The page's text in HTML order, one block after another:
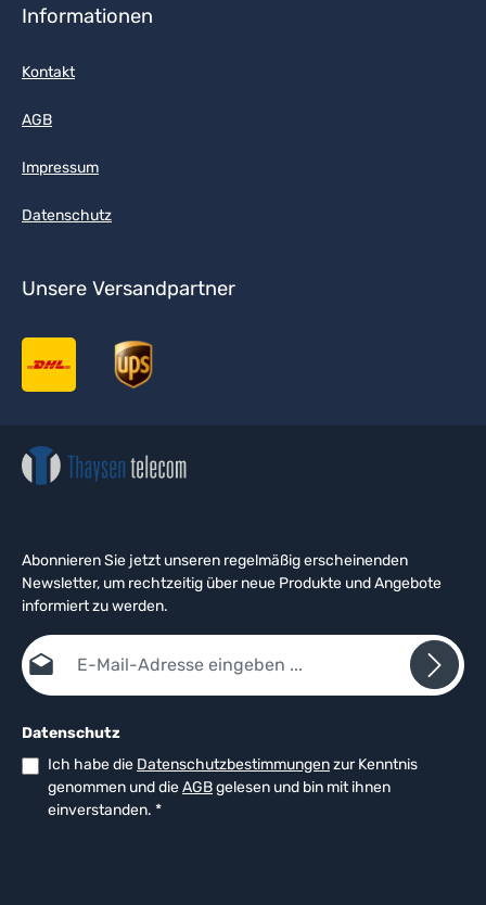
Informationen
Kontakt
AGB
Impressum
Datenschutz
Unsere Versandpartner
Abonnieren Sie jetzt unseren regelmäßig erscheinenden
Newsletter, um rechtzeitig über neue Produkte und Angebote
informiert zu werden.
E-Mail-Adresse*
Datenschutz
Ich habe die Datenschutzbestimmungenzur Kenntnis
genommen und dieAGBgelesen und bin mit ihnen
einverstanden. *